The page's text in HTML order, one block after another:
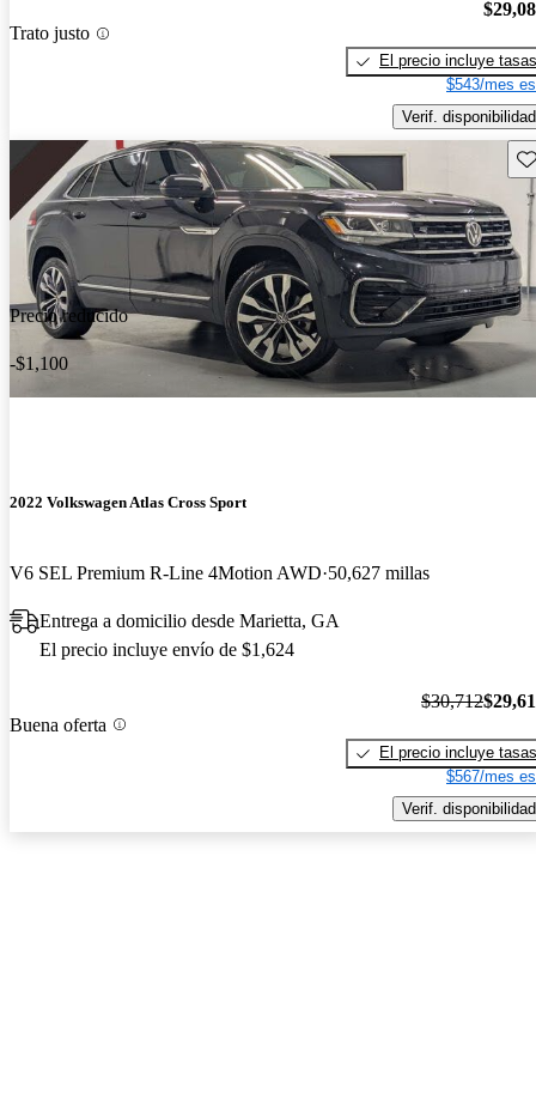
Trato justo
El precio incluye tasas
$543/mes
Verif. disponibilidad
Precio reducido
-$1,100
2022 Volkswagen Atlas Cross Sport
V6 SEL Premium R-Line 4Motion AWD 50,627 millas
Entrega a domicilio desde Marietta, GA
El precio incluye envío de $1,624
Buena oferta
$30,712
El precio incluye tasas
$567/mes
Verif. disponibilidad